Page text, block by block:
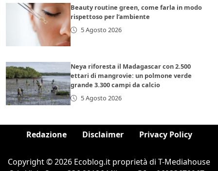
Beauty routine green, come farla in modo
rispettoso per l’ambiente
5 Agosto 2026
Neya riforesta il Madagascar con 2.500
ettari di mangrovie: un polmone verde
grande 3.300 campi da calcio
5 Agosto 2026
Redazione Disclaimer Privacy Policy
Copyright © 2026 Ecoblog.it proprietà di T-Mediahouse